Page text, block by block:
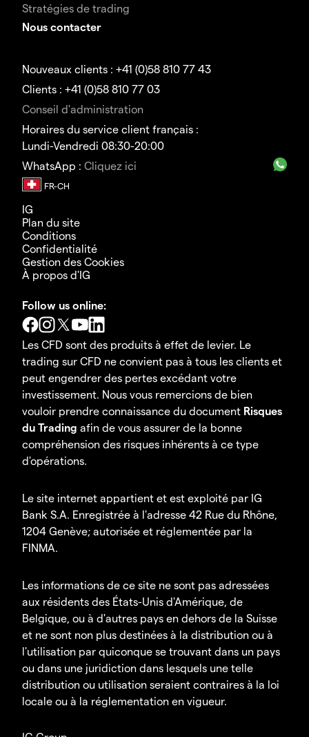
Stratégies de trading
Nous contacter
Nouveaux clients : +41 (0)58 810 77 43
Clients : +41 (0)58 810 77 03
Conseil d'administration
Horaires du service client français :
Lundi-Vendredi 08:30-20:00
WhatsApp : Cliquez ici
IG
Plan du site
Conditions
Confidentialité
Gestion des Cookies
À propos d'IG
Follow us online:
Les CFD sont des produits à effet de levier. Le
trading sur CFD ne convient pas à tous les clients et
peut engendrer des pertes excédant votre
investissement. Nous vous remercions de bien
vouloir prendre connaissance du document Risques
du Trading afin de vous assurer de la bonne
compréhension des risques inhérents à ce type
d'opérations.
Le site internet appartient et est exploité par IG
Bank S.A. Enregistrée à l'adresse 42 Rue du Rhône,
1204 Genève; autorisée et réglementée par la
FINMA.
Les informations de ce site ne sont pas adressées
aux résidents des États-Unis d'Amérique, de
Belgique, ou à d'autres pays en dehors de la Suisse
et ne sont non plus destinées à la distribution ou à
l'utilisation par quiconque se trouvant dans un pays
ou dans une juridiction dans lesquels une telle
distribution ou utilisation seraient contraires à la loi
locale ou à la réglementation en vigueur.